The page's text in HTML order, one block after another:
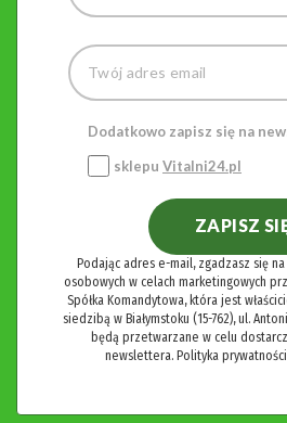
Dodatkowo zapisz się na
sklepu Vitalni24.pl
ZAPISZ
Podając adres e-mail, zgadzasz się
osobowych w celach marketingowych
Spółka Komandytowa, która jest
siedzibą w Białymstoku (15-762), ul.
będą przetwarzane w celu
newslettera. Polityka